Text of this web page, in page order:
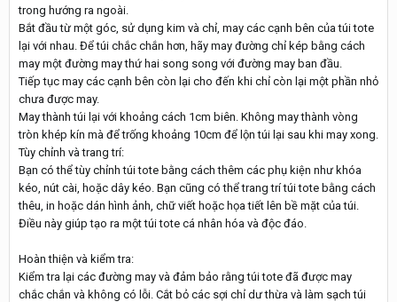
trong hướng ra ngoài.
Bắt đầu từ một góc, sử dụng kim và chỉ, may các cạnh bên của túi tote
lại với nhau. Để túi chắc chắn hơn, hãy may đường chỉ kép bằng cách
may một đường may thứ hai song song với đường may ban đầu.
Tiếp tục may các cạnh bên còn lại cho đến khi chỉ còn lại một phần nhỏ
chưa được may.
May thành túi lại với khoảng cách 1cm biên. Không may thành vòng
tròn khép kín mà để trống khoảng 10cm để lộn túi lại sau khi may xong.
Tùy chỉnh và trang trí:
Bạn có thể tùy chỉnh túi tote bằng cách thêm các phụ kiện như khóa
kéo, nút cài, hoặc dây kéo. Bạn cũng có thể trang trí túi tote bằng cách
thêu, in hoặc dán hình ảnh, chữ viết hoặc họa tiết lên bề mặt của túi.
Điều này giúp tạo ra một túi tote cá nhân hóa và độc đáo.
Hoàn thiện và kiểm tra:
Kiểm tra lại các đường may và đảm bảo rằng túi tote đã được may
chắc chắn và không có lỗi. Cắt bỏ các sợi chỉ dư thừa và làm sạch túi